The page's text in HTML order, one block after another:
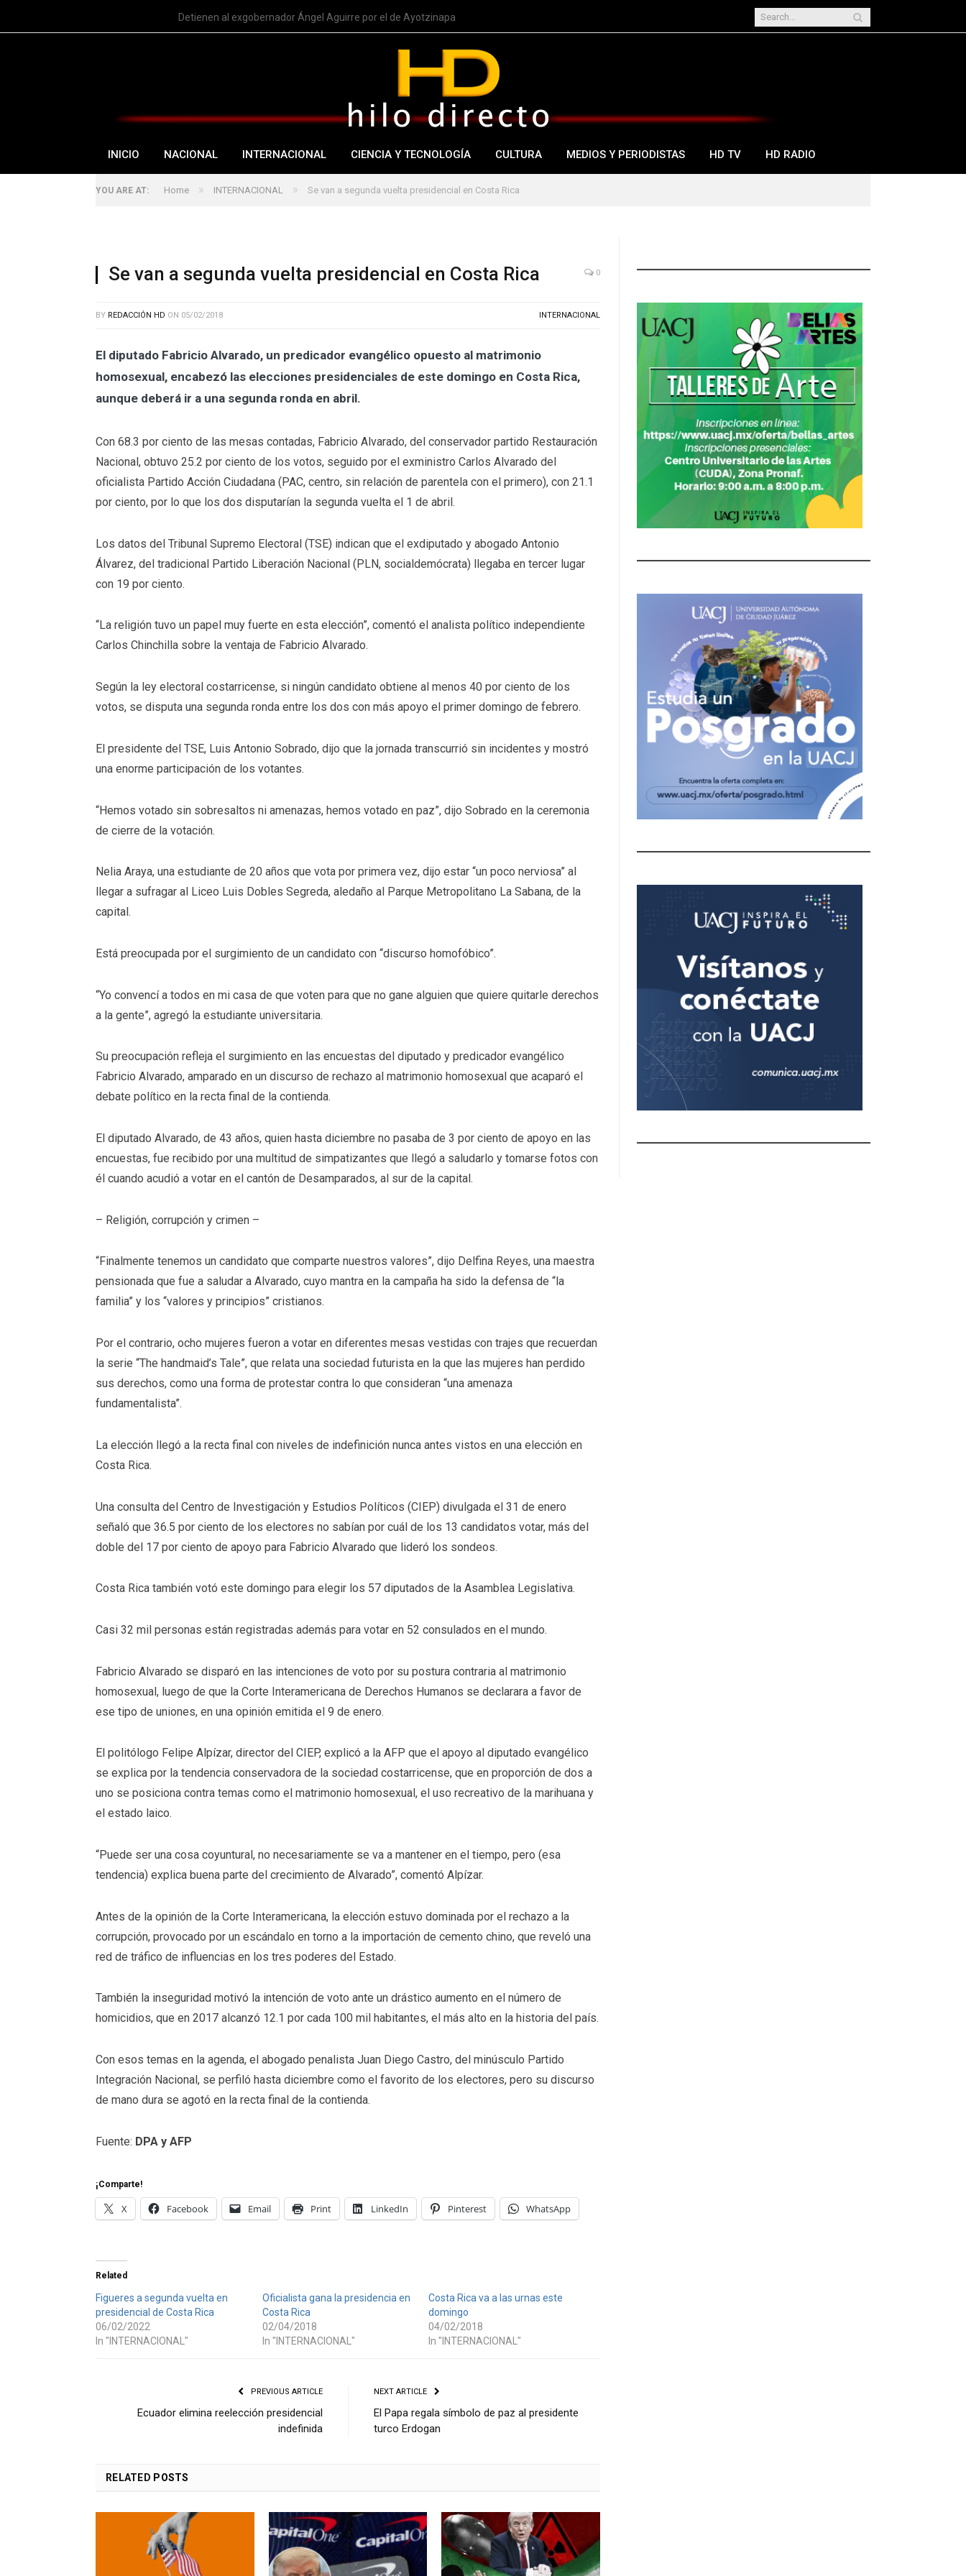
Detienen al exgobernador Ángel Aguirre por el de Ayotzinapa
INICIO NACIONAL INTERNACIONAL CIENCIA Y TECNOLOGÍA CULTURA MEDIOS Y PERIODISTAS HD TV HD RADIO
YOU ARE AT: Home » INTERNACIONAL » Se van a segunda vuelta presidencial en Costa Rica
Se van a segunda vuelta presidencial en Costa Rica 0
BY REDACCIÓN HD ON 05/02/2018 INTERNACIONAL
El diputado Fabricio Alvarado, un predicador evangélico opuesto al matrimonio
homosexual, encabezó las elecciones presidenciales de este domingo en Costa Rica,
aunque deberá ir a una segunda ronda en abril.
Con 68.3 por ciento de las mesas contadas, Fabricio Alvarado, del conservador partido Restauración
Nacional, obtuvo 25.2 por ciento de los votos, seguido por el exministro Carlos Alvarado del
oficialista Partido Acción Ciudadana (PAC, centro, sin relación de parentela con el primero), con 21.1
por ciento, por lo que los dos disputarían la segunda vuelta el 1 de abril.
Los datos del Tribunal Supremo Electoral (TSE) indican que el exdiputado y abogado Antonio
Álvarez, del tradicional Partido Liberación Nacional (PLN, socialdemócrata) llegaba en tercer lugar
con 19 por ciento.
“La religión tuvo un papel muy fuerte en esta elección”, comentó el analista político independiente
Carlos Chinchilla sobre la ventaja de Fabricio Alvarado.
Según la ley electoral costarricense, si ningún candidato obtiene al menos 40 por ciento de los
votos, se disputa una segunda ronda entre los dos con más apoyo el primer domingo de febrero.
El presidente del TSE, Luis Antonio Sobrado, dijo que la jornada transcurrió sin incidentes y mostró
una enorme participación de los votantes.
“Hemos votado sin sobresaltos ni amenazas, hemos votado en paz”, dijo Sobrado en la ceremonia
de cierre de la votación.
Nelia Araya, una estudiante de 20 años que vota por primera vez, dijo estar “un poco nerviosa” al
llegar a sufragar al Liceo Luis Dobles Segreda, aledaño al Parque Metropolitano La Sabana, de la
capital.
Está preocupada por el surgimiento de un candidato con “discurso homofóbico”.
“Yo convencí a todos en mi casa de que voten para que no gane alguien que quiere quitarle derechos
a la gente”, agregó la estudiante universitaria.
Su preocupación refleja el surgimiento en las encuestas del diputado y predicador evangélico
Fabricio Alvarado, amparado en un discurso de rechazo al matrimonio homosexual que acaparó el
debate político en la recta final de la contienda.
El diputado Alvarado, de 43 años, quien hasta diciembre no pasaba de 3 por ciento de apoyo en las
encuestas, fue recibido por una multitud de simpatizantes que llegó a saludarlo y tomarse fotos con
él cuando acudió a votar en el cantón de Desamparados, al sur de la capital.
– Religión, corrupción y crimen –
“Finalmente tenemos un candidato que comparte nuestros valores”, dijo Delfina Reyes, una maestra
pensionada que fue a saludar a Alvarado, cuyo mantra en la campaña ha sido la defensa de “la
familia” y los “valores y principios” cristianos.
Por el contrario, ocho mujeres fueron a votar en diferentes mesas vestidas con trajes que recuerdan
la serie “The handmaid’s Tale”, que relata una sociedad futurista en la que las mujeres han perdido
sus derechos, como una forma de protestar contra lo que consideran “una amenaza
fundamentalista”.
La elección llegó a la recta final con niveles de indefinición nunca antes vistos en una elección en
Costa Rica.
Una consulta del Centro de Investigación y Estudios Políticos (CIEP) divulgada el 31 de enero
señaló que 36.5 por ciento de los electores no sabían por cuál de los 13 candidatos votar, más del
doble del 17 por ciento de apoyo para Fabricio Alvarado que lideró los sondeos.
Costa Rica también votó este domingo para elegir los 57 diputados de la Asamblea Legislativa.
Casi 32 mil personas están registradas además para votar en 52 consulados en el mundo.
Fabricio Alvarado se disparó en las intenciones de voto por su postura contraria al matrimonio
homosexual, luego de que la Corte Interamericana de Derechos Humanos se declarara a favor de
ese tipo de uniones, en una opinión emitida el 9 de enero.
El politólogo Felipe Alpízar, director del CIEP, explicó a la AFP que el apoyo al diputado evangélico
se explica por la tendencia conservadora de la sociedad costarricense, que en proporción de dos a
uno se posiciona contra temas como el matrimonio homosexual, el uso recreativo de la marihuana y
el estado laico.
“Puede ser una cosa coyuntural, no necesariamente se va a mantener en el tiempo, pero (esa
tendencia) explica buena parte del crecimiento de Alvarado”, comentó Alpízar.
Antes de la opinión de la Corte Interamericana, la elección estuvo dominada por el rechazo a la
corrupción, provocado por un escándalo en torno a la importación de cemento chino, que reveló una
red de tráfico de influencias en los tres poderes del Estado.
También la inseguridad motivó la intención de voto ante un drástico aumento en el número de
homicidios, que en 2017 alcanzó 12.1 por cada 100 mil habitantes, el más alto en la historia del país.
Con esos temas en la agenda, el abogado penalista Juan Diego Castro, del minúsculo Partido
Integración Nacional, se perfiló hasta diciembre como el favorito de los electores, pero su discurso
de mano dura se agotó en la recta final de la contienda.
Fuente: DPA y AFP
¡Comparte!
X Facebook Email Print LinkedIn Pinterest WhatsApp
Related
Figueres a segunda vuelta en
presidencial de Costa Rica
06/02/2022
In "INTERNACIONAL"
Oficialista gana la presidencia en
Costa Rica
02/04/2018
In "INTERNACIONAL"
Costa Rica va a las urnas este
domingo
04/02/2018
In "INTERNACIONAL"
PREVIOUS ARTICLE
Ecuador elimina reelección presidencial
indefinida
NEXT ARTICLE
El Papa regala símbolo de paz al presidente
turco Erdogan
RELATED POSTS